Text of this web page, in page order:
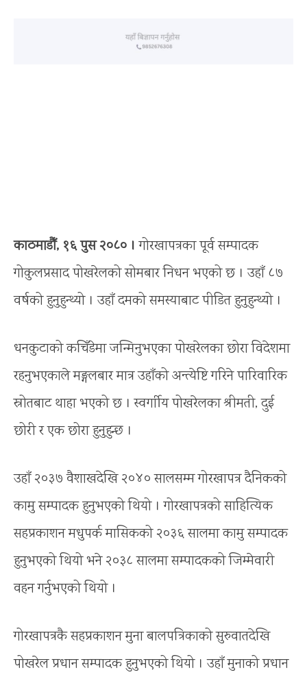
काठमाडौँ, १६ पुस २०८० । गोरखापत्रका पूर्व सम्पादक
गोकुलप्रसाद पोखरेलको सोमबार निधन भएको छ । उहाँ ८७
वर्षको हुनुहुन्थ्यो । उहाँ दमको समस्याबाट पीडित हुनुहुन्थ्यो ।
धनकुटाको कचिँडेमा जन्मिनुभएका पोखरेलका छोरा विदेशमा
रहनुभएकाले मङ्गलबार मात्र उहाँको अन्त्येष्टि गरिने पारिवारिक
स्रोतबाट थाहा भएको छ । स्वर्गाीय पोखरेलका श्रीमती, दुई
छोरी र एक छोरा हुनुहुन्छ ।
उहाँ २०३७ वैशाखदेखि २०४० सालसम्म गोरखापत्र दैनिकको
कामु सम्पादक हुनुभएको थियो । गोरखापत्रको साहित्यिक
सहप्रकाशन मधुपर्क मासिकको २०३६ सालमा कामु सम्पादक
हुनुभएको थियो भने २०३८ सालमा सम्पादकको जिम्मेवारी
वहन गर्नुभएको थियो ।
गोरखापत्रकै सहप्रकाशन मुना बालपत्रिकाको सुरुवातदेखि
पोखरेल प्रधान सम्पादक हुनुभएको थियो । उहाँ मुनाको प्रधान